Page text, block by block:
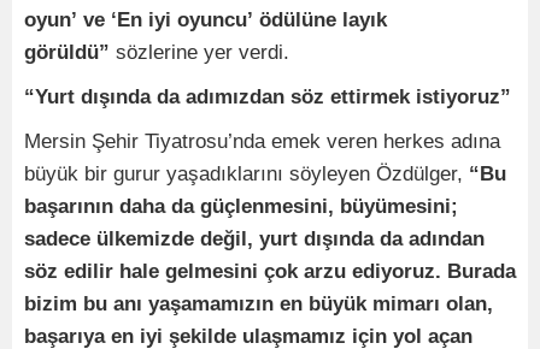
oyun’ ve ‘En iyi oyuncu’ ödülüne layık
görüldü” sözlerine yer verdi.
“Yurt dışında da adımızdan söz ettirmek istiyoruz”
Mersin Şehir Tiyatrosu’nda emek veren herkes adına
büyük bir gurur yaşadıklarını söyleyen Özdülger, “Bu
başarının daha da güçlenmesini, büyümesini;
sadece ülkemizde değil, yurt dışında da adından
söz edilir hale gelmesini çok arzu ediyoruz. Burada
bizim bu anı yaşamamızın en büyük mimarı olan,
başarıya en iyi şekilde ulaşmamız için yol açan